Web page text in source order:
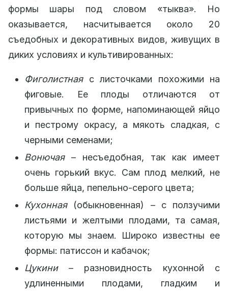
формы шары под словом «тыква». Но
оказывается, насчитывается около 20
съедобных и декоративных видов, живущих в
диких условиях и культивированных:
Фиголистнаяс листочками похожими на
фиговые. Ее плоды отличаются от
привычных по форме, напоминающей яйцо
и пестрому окрасу, а мякоть сладкая, с
черными семенами;
Вонючая– несъедобная, так как имеет
очень горький вкус. Сам плод мелкий, не
больше яйца, пепельно-серого цвета;
Кухонная(обыкновенная) – с ползучими
листьями и желтыми плодами, та самая,
которую мы знаем. Широко известны ее
формы: патиссон и кабачок;
Цукини– разновидность кухонной с
удлиненными плодами, гладким и